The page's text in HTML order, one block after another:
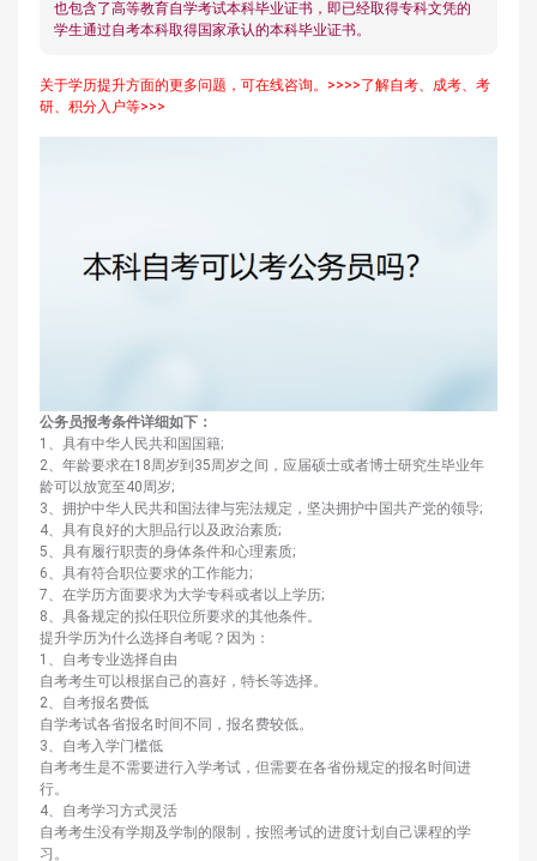
也包含了高等教育自学考试本科毕业证书，即已经取得专科文凭的
学生通过自考本科取得国家承认的本科毕业证书。
关于学历提升方面的更多问题，可在线咨询。>>>>了解自考、成考、考
研、积分入户等>>>
公务员报考条件详细如下：
1、具有中华人民共和国国籍;
2、年龄要求在18周岁到35周岁之间，应届硕士或者博士研究生毕业年
龄可以放宽至40周岁;
3、拥护中华人民共和国法律与宪法规定，坚决拥护中国共产党的领导;
4、具有良好的大胆品行以及政治素质;
5、具有履行职责的身体条件和心理素质;
6、具有符合职位要求的工作能力;
7、在学历方面要求为大学专科或者以上学历;
8、具备规定的拟任职位所要求的其他条件。
提升学历为什么选择自考呢？因为：
1、自考专业选择自由
自考考生可以根据自己的喜好，特长等选择。
2、自考报名费低
自学考试各省报名时间不同，报名费较低。
3、自考入学门槛低
自考考生是不需要进行入学考试，但需要在各省份规定的报名时间进
行。
4、自考学习方式灵活
自考考生没有学期及学制的限制，按照考试的进度计划自己课程的学
习。